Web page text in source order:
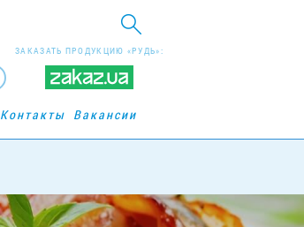
ЗАКАЗАТЬ ПРОДУКЦИЮ «РУДЬ»:
Контакты Вакансии